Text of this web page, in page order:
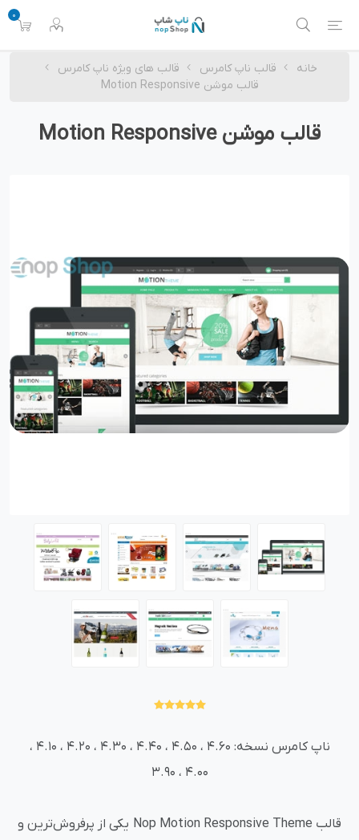
0
خانه قالب ناپ کامرس
قالب های ویژه ناپ کامرس
قالب موشن Motion Responsive
قالب موشن Motion Responsive
ناپ کامرس نسخه: 4.60 ، 4.50 ، 4.40 ، 4.30 ، 4.20 ، 4.10 ،
4.00 ، 3.90
قالب Nop Motion Responsive Theme یکی از پرفروش‌ترین و